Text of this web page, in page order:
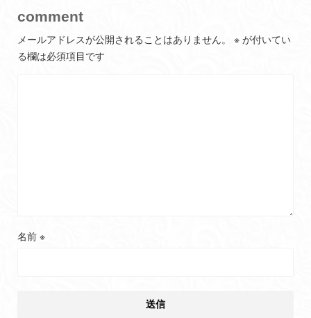
comment
メールアドレスが公開されることはありません。 ※ が付いてい
る欄は必須項目です
名前 ※